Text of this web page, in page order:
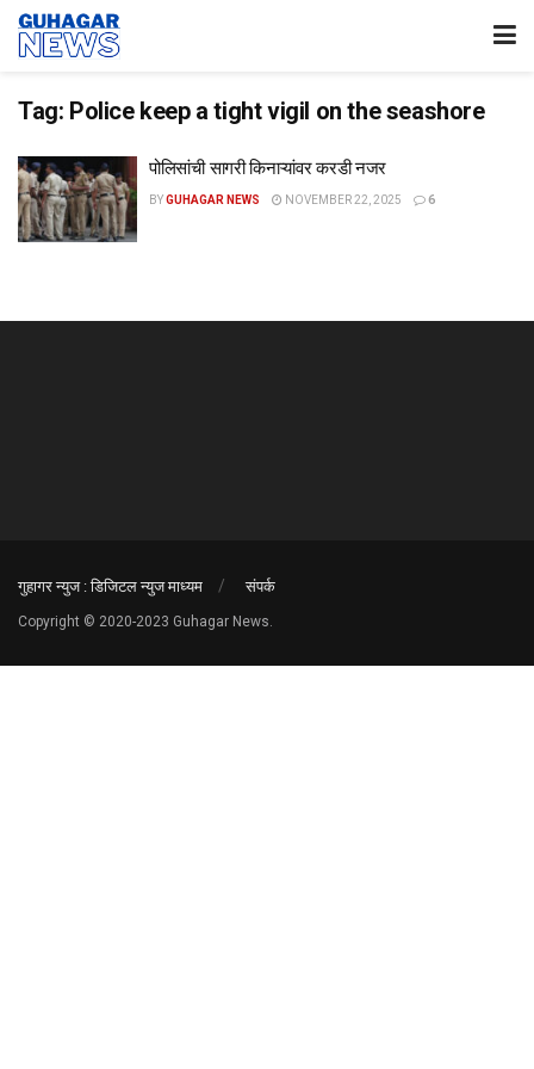
Tag: Police keep a tight vigil on the seashore
पोलिसांची सागरी किनाऱ्यांवर करडी नजर
BYGUHAGAR NEWS NOVEMBER 22, 2025 6
गुहागर न्युज : डिजिटल न्युज माध्यम संपर्क
Copyright © 2020-2023 Guhagar News.